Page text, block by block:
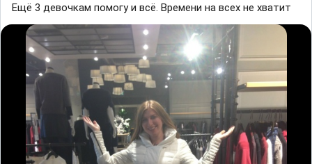
Ещё 3 девочкам помогу и всё. Времени на всех не хватит